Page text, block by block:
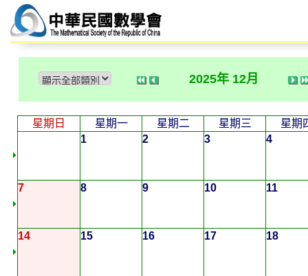
2025年 12月
星期日 星期一 星期二 星期三
星期
1
2 3 4
7 8 9 10 11
14 15 16 17 18